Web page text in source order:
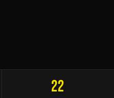
22